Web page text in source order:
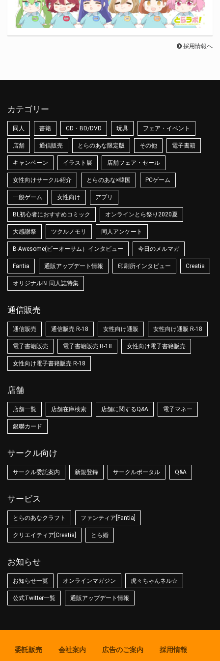
採用情報へ
カテゴリー
同人 書籍 CD・BD/DVD 玩具 フェア・イベント
店舗 通信販売 とらのあな限定版 その他 電子書籍
キャンペーン イラスト展 店舗フェア・セール
女性向けサークル紹介 とらのあな×韓国 PCゲーム
一般ゲーム 女性向け アプリ
BL初心者におすすめコミック オンラインとら祭り2020夏
大感謝祭 ツクルノモリ 同人アンケート
B-Awesome(ビーオーサム）インタビュー 今日のメルマガ
Fantia 通販アップデート情報 印刷所インタビュー Creatia
オリジナルBL同人誌特集
通信販売
通信販売 通信販売 R-18 女性向け通販 女性向け通販 R-18
電子書籍販売 電子書籍販売 R-18 女性向け電子書籍販売
女性向け電子書籍販売 R-18
店舗
店舗一覧 店舗在庫検索 店舗に関するQ&A 電子マネー
銀聯カード
サークル向け
サークル委託案内 新規登録 サークルポータル Q&A
サービス
とらのあなクラフト ファンティア[Fantia]
クリエイティア[Creatia] とら婚
お知らせ
お知らせ一覧 オンラインマガジン 虎々ちゃんネル☆
公式Twitter一覧 通販アップデート情報
委託販売 会社案内 広告のご案内 採用情報